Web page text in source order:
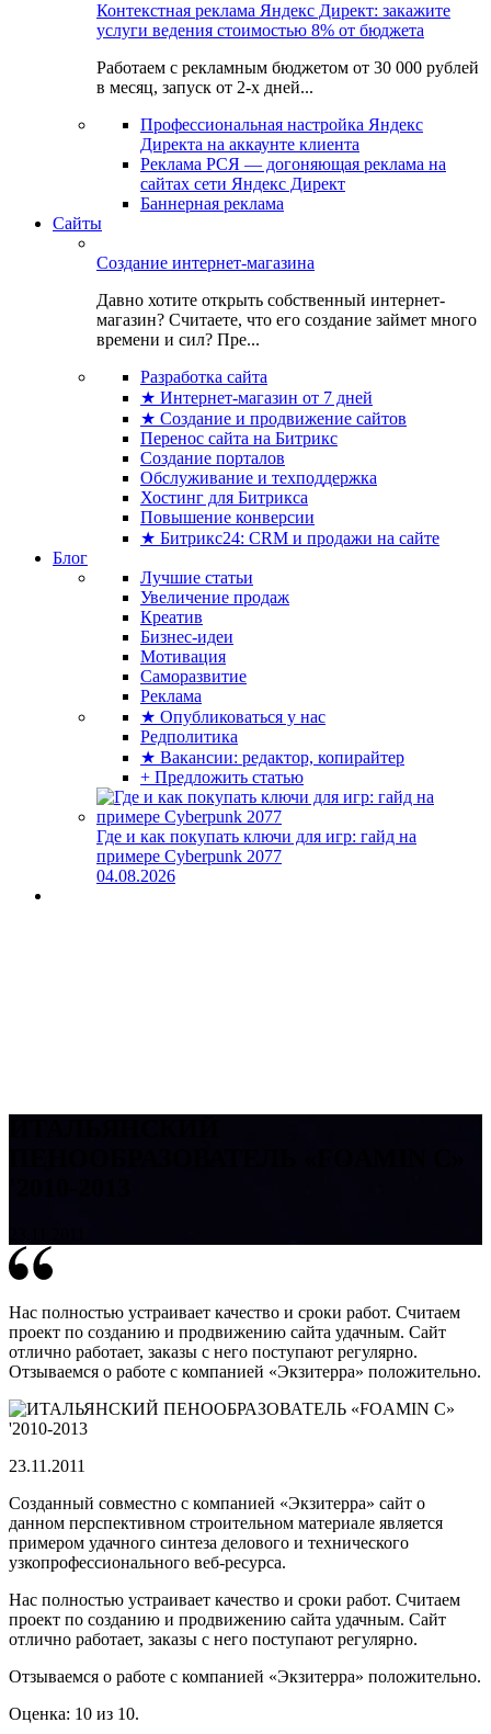
Контекстная реклама Яндекс Директ: закажите
услуги ведения стоимостью 8% от бюджета
Работаем с рекламным бюджетом от 30 000 рублей
в месяц, запуск от 2-х дней...
Профессиональная настройка Яндекс
Директа на аккаунте клиента
Реклама РСЯ — догоняющая реклама на
сайтах сети Яндекс Директ
Баннерная реклама
Сайты
Создание интернет-магазина
Давно хотите открыть собственный интернет-
магазин? Считаете, что его создание займет много
времени и сил? Пре...
Разработка сайта
★ Интернет-магазин от 7 дней
★ Создание и продвижение сайтов
Перенос сайта на Битрикс
Создание порталов
Обслуживание и техподдержка
Хостинг для Битрикса
Повышение конверсии
★ Битрикс24: CRM и продажи на сайте
Блог
Лучшие статьи
Увеличение продаж
Креатив
Бизнес-идеи
Мотивация
Саморазвитие
Реклама
★ Опубликоваться у нас
Редполитика
★ Вакансии: редактор, копирайтер
+ Предложить статью
Где и как покупать ключи для игр: гайд на
примере Cyberpunk 2077
04.08.2026
Нас полностью устраивает качество и сроки работ. Считаем
проект по созданию и продвижению сайта удачным. Сайт
отлично работает, заказы с него поступают регулярно.
Отзываемся о работе с компанией «Экзитерра» положительно.
23.11.2011
Созданный совместно с компанией «Экзитерра» сайт о
данном перспективном строительном материале является
примером удачного синтеза делового и технического
узкопрофессионального веб-ресурса.
Нас полностью устраивает качество и сроки работ. Считаем
проект по созданию и продвижению сайта удачным. Сайт
отлично работает, заказы с него поступают регулярно.
Отзываемся о работе с компанией «Экзитерра» положительно.
Оценка: 10 из 10.